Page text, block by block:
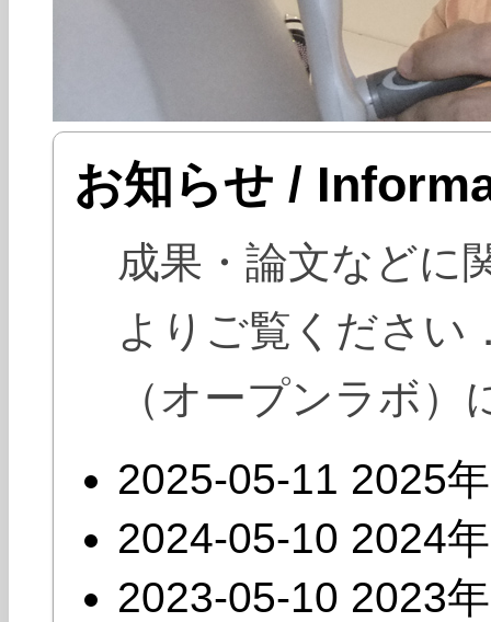
お知らせ /
成果・論文などに
よりご覧ください
（オープンラボ
2025-05-11 2025
2024-05-10 2024
2023-05-10 2023